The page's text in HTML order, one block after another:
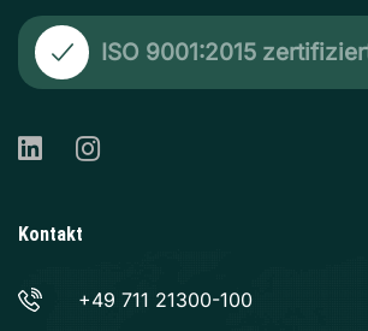
ISO 9001:2015
Kontakt
+49 711 21300-100